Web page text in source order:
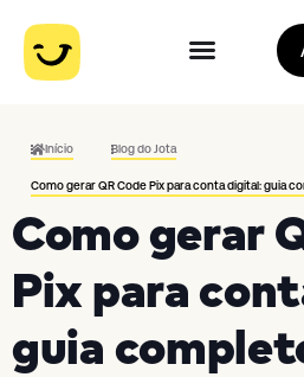
Início Blog do Jota
Como gerar QR Code Pix para conta digital: guia
Como gerar
Pix para
guia